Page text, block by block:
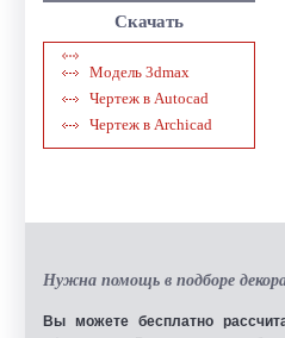
Скачать
Модель 3dmax
Чертеж в Autocad
Чертеж в Archicad
Нужна помощь в подборе
Вы можете бесплатно